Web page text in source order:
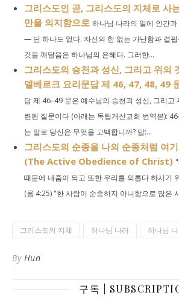
그리스도인 곧, 그리스도의 지체로 사
만을 의지함으로 하나님 나라의 일에 인간
— 단 하나도 없다. 자신의 한 없는 가난함과 결
것을 깨달음은 하나님의 은혜다. 그러한...
그리스도의 승천과 성신, 그리고 위의
델베르크 요리문답 제 46, 47, 48, 49
답 제 46–49 문은 예수님의 승천과 성신, 그리고
련된 질문이다 (아래는 독립개신교회 번역본):
는 말로 당신은 무엇을 고백합니까? 답:...
그리스도의 순종을 나의 순종처럼 여
(The Active Obedience of Christ)
때문에 내줌이 되고 또한 우리를 의롭다 하시기
(롬 4:25) "한 사람이 순종하지 아니함으로 많은
그리스도의 지체 하나님 나라 하나님
By Hun
구독 |